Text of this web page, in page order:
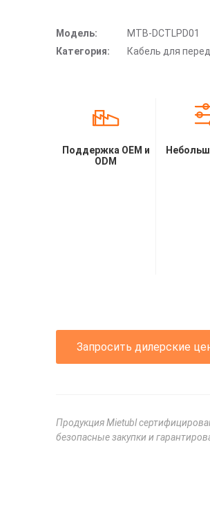
Модель:
MTB-DCTLPD01
Категория:
Кабель для
Поддержка OEM и
ODM
Запросить дилерские
Продукция Mietubl
безопасные закупки и